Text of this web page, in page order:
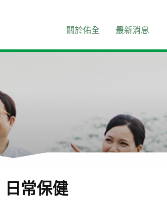
關於佑全 最新消息
日常保健